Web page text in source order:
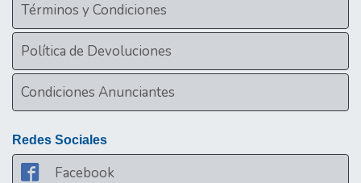
Términos y Condiciones
Política de Devoluciones
Condiciones Anunciantes
Redes Sociales
Facebook